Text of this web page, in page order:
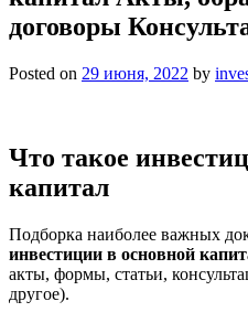
договоры
Posted on 29 июня, 2022 by
Что такое
капитал
Подборка наиболее важных
инвестиции в основной
акты, формы, статьи,
другое).